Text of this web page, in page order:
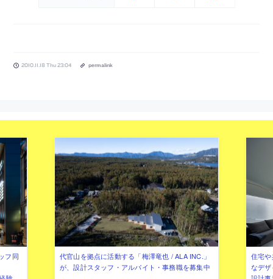
2010.11.18 Thu 23:04 permalink
フ同
代官山を拠点に活動する「梅澤竜也 / ALA INC.」
が、設計スタッフ・アルバイト・事務職を募集中
住宅
なデ